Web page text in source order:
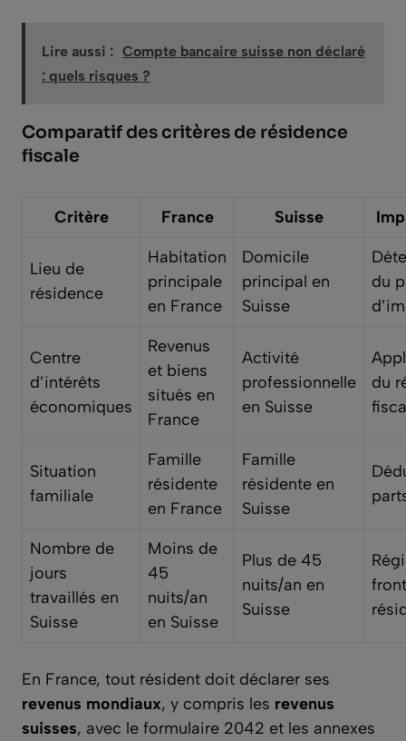
Lire aussi : Compte bancaire suisse non déclaré
: quels risques ?
Comparatif des critères de résidence
fiscale
Critère France Suisse
Lieu de
résidence
Habitation
principale
en France
Domicile
principal en
Suisse
du
Centre
d’intérêts
économiques
Revenus
et biens
situés en
France
Activité
professionnelle
en Suisse
du
Situation
familiale
Famille
résidente
en France
Famille
résidente en
Suisse
Nombre de
jours
travaillés en
Suisse
Moins de
45
nuits/an
en Suisse
Plus de 45
nuits/an en
Suisse
En France, tout résident doit déclarer ses
revenus mondiaux, y compris les revenus
suisses, avec le formulaire 2042 et les annexes